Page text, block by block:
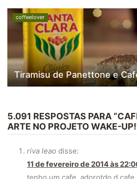
coffeelover
Tiramisu de Panettone e
5.091 RESPOSTAS PARA
ARTE NO PROJETO WAKE-
riva leao disse:
11 de fevereiro de 2014 às